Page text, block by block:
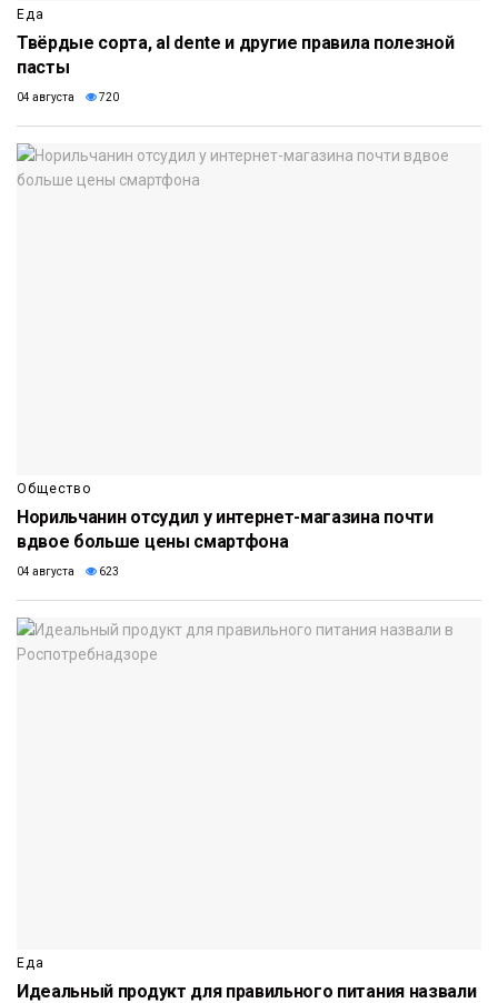
Еда
Твёрдые сорта, al dente и другие правила полезной
пасты
04 августа 720
Общество
Норильчанин отсудил у интернет-магазина почти
вдвое больше цены смартфона
04 августа 623
Еда
Идеальный продукт для правильного питания назвали